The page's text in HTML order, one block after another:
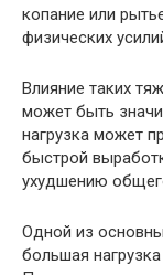
копание или
физических
Влияние таких
может быть
нагрузка может
быстрой
ухудшению
Одной из
большая